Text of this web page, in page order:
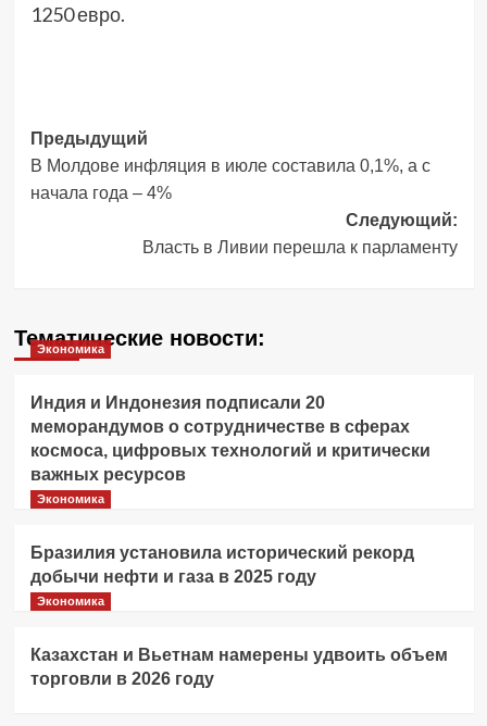
1250 евро.
Навигация
записи
Предыдущий
В Молдове инфляция в июле составила 0,1%, а с
начала года – 4%
Следующий:
Власть в Ливии перешла к парламенту
Тематические новости:
Экономика
Индия и Индонезия подписали 20
меморандумов о сотрудничестве в сферах
космоса, цифровых технологий и критически
важных ресурсов
Экономика
Бразилия установила исторический рекорд
добычи нефти и газа в 2025 году
Экономика
Казахстан и Вьетнам намерены удвоить объем
торговли в 2026 году